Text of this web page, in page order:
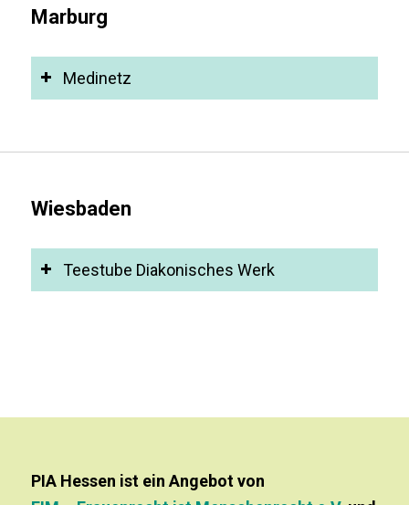
Marburg
Medinetz
Wiesbaden
Teestube Diakonisches Werk
PIA Hessen ist ein Angebot von